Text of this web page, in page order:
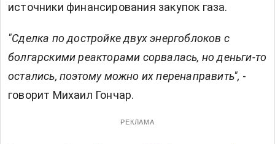
источники финансирования закупок газа.
"Сделка по достройке двух энергоблоков с
болгарскими реакторами сорвалась, но деньги-то
остались, поэтому можно их перенаправить", -
говорит Михаил Гончар.
РЕКЛАМА